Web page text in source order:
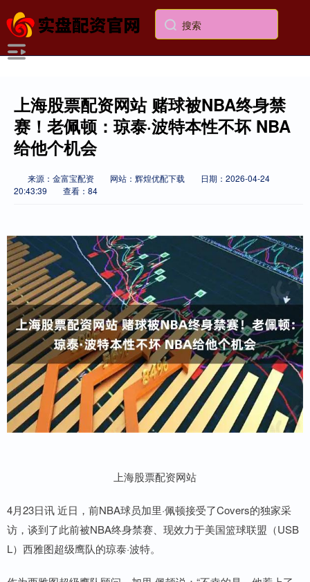
上海股票配资网站 赌球被NBA终身禁
赛！老佩顿：琼泰·波特本性不坏 NBA
给他个机会
来源：金富宝配资 网站：辉煌优配下载
日期：2026-04-24
20:43:39
查看：84
上海股票配资网站
4月23日讯 近日，前NBA球员加里·佩顿接受了Covers的独家采
访，谈到了此前被NBA终身禁赛、现效力于美国篮球联盟（USB
L）西雅图超级鹰队的琼泰·波特。